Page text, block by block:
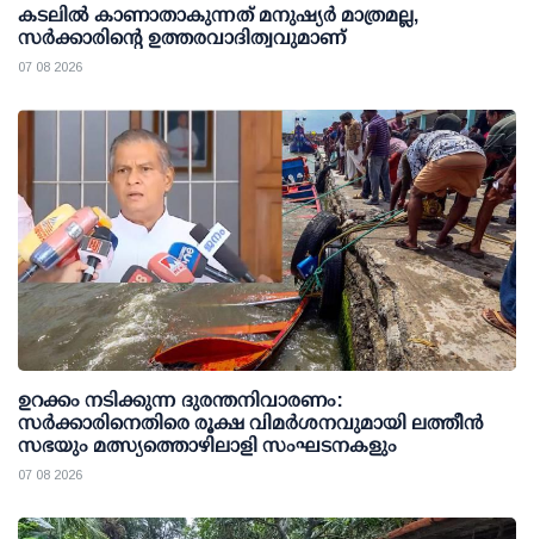
കടലിൽ കാണാതാകുന്നത് മനുഷ്യർ മാത്രമല്ല,
സർക്കാരിന്റെ ഉത്തരവാദിത്വവുമാണ്
07 08 2026
ഉറക്കം നടിക്കുന്ന ദുരന്തനിവാരണം:
സര്‍ക്കാരിനെതിരെ രൂക്ഷ വിമര്‍ശനവുമായി ലത്തീന്‍
സഭയും മത്സ്യത്തൊഴിലാളി സംഘടനകളും
07 08 2026